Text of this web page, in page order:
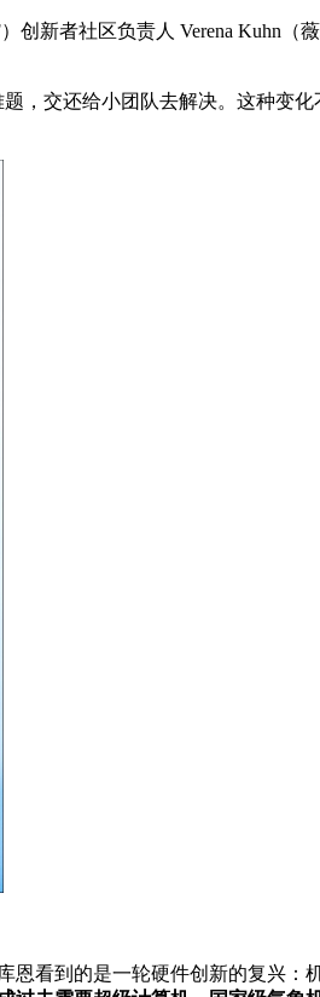
创新者社区负责人 Verena Kuhn
，交还给小团队去解决。这种变
恩看到的是一轮硬件创新的复兴